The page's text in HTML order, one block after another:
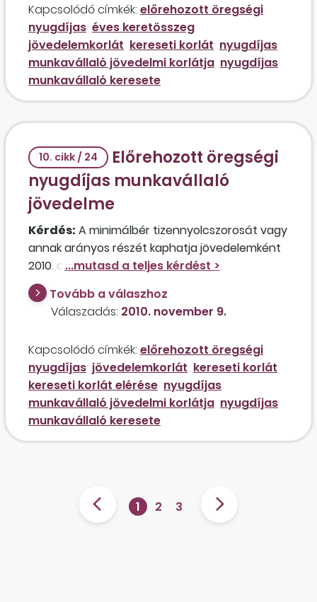
Kapcsolódó címkék: előrehozott öregségi
nyugdíjas éves keretösszeg
jövedelemkorlát kereseti korlát nyugdíjas
munkavállaló jövedelmi korlátja nyugdíjas
munkavállaló keresete
10. cikk / 24
Előrehozott öregségi
nyugdíjas munkavállaló
jövedelme
Kérdés: A minimálbér tizennyolcszorosát vagy
annak arányos részét kaphatja jövedelemként
2010. október-december, illetve 2011. január-
április hónapokban az a munkavállaló, aki 2011
áprilisában tölti be a 62. életévét, és 2010.
október hónapban előrehozott öregségi
Tovább a válaszhoz
Válaszadás: 2010. november 9.
Kapcsolódó címkék: előrehozott öregségi
nyugdíjas jövedelemkorlát kereseti korlát
kereseti korlát elérése nyugdíjas
munkavállaló jövedelmi korlátja nyugdíjas
munkavállaló keresete
1 2 3